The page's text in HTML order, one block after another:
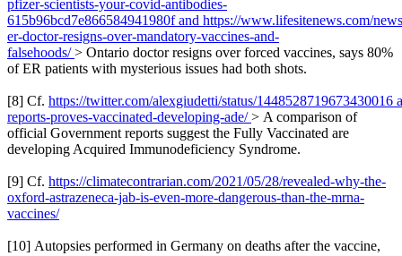
pfizer-scientists-your-covid-antibodies-
615b96bcd7e866584941980f and https://www.lifesitenews.com/
er-doctor-resigns-over-mandatory-vaccines-and-
falsehoods/> Ontario doctor resigns over forced vaccines, says 80%
of ER patients with mysterious issues had both shots.
[8] Cf. https://twitter.com/alexgiudetti/status/1448528719673430016
reports-proves-vaccinated-developing-ade/> A comparison of
official Government reports suggest the Fully Vaccinated are
developing Acquired Immunodeficiency Syndrome.
[9] Cf. https://climatecontrarian.com/2021/05/28/revealed-why-the-
oxford-astrazeneca-jab-is-even-more-dangerous-than-the-mrna-
vaccines/
[10] Autopsies performed in Germany on deaths after the vaccine,